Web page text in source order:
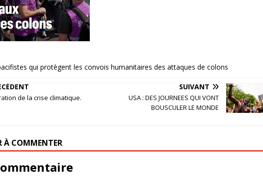
qui protègent les convois humanitaires des attaques de colons
de la crise climatique.
SUIVANT
USA : DES JOURNEES QUI VONT
BOUSCULER LE MONDE
À COMMENTER